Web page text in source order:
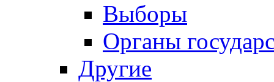
Выборы
Органы
Другие